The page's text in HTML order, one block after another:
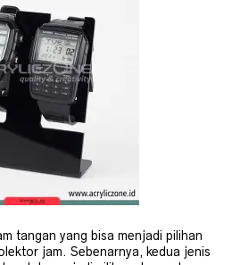
tangan yang bisa menjadi pilihan
jam. Sebenarnya, kedua jenis